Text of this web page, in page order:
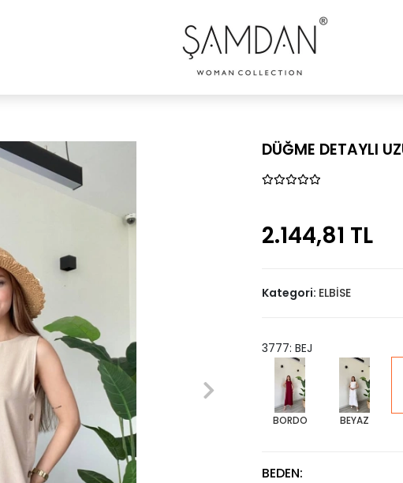
DÜĞME DETAYLI
2.144,81 TL
Kategori: ELBİSE
3777: BEJ
BORDO BEYAZ
BEDEN: